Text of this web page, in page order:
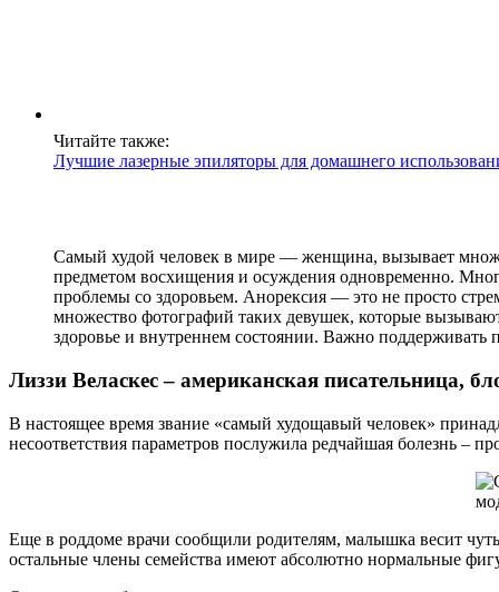
Читайте также:
Лучшие лазерные эпиляторы для домашнего
Самый худой человек в мире — женщина, вызывает
предметом восхищения и осуждения одновременно.
проблемы со здоровьем. Анорексия — это не просто
множество фотографий таких девушек, которые
здоровье и внутреннем состоянии. Важно поддерживать
Лиззи Веласкес – американская писательница,
В настоящее время звание «самый худощавый человек»
несоответствия параметров послужила редчайшая болезнь –
Еще в роддоме врачи сообщили родителям, малышка весит
остальные члены семейства имеют абсолютно нормальные